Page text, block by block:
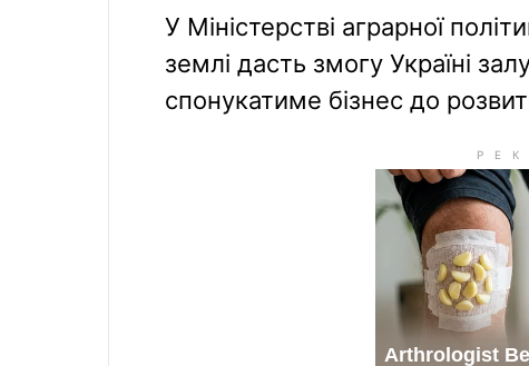
У Міністерстві аграрної
землі дасть змогу Україні
спонукатиме бізнес до